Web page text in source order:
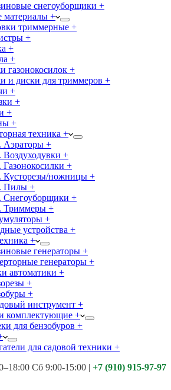
снегоуборщики +
материалы +
триммерные +
+
+
+
газонокосилок +
и диски для триммеров +
+
+
+
+
техника +
Аэраторы +
Воздуходувки +
Газонокосилки +
Кусторезы/ножницы +
Пилы +
Снегоуборщики +
Триммеры +
+
устройства +
+
генераторы +
генераторы +
автоматики +
+
+
инструмент +
комплектующие +
для бензобуров +
для садовой техники +
Московская д.113
Сб 9:00-15:00 | +7 (910) 915-97-97